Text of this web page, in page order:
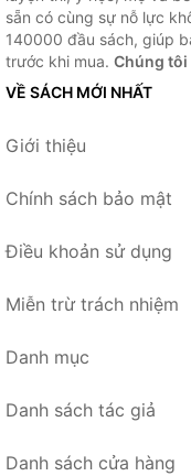
sẵn có cùng sự nỗ lực
140000 đầu sách, giúp
trước khi mua. Chúng tôi
VỀ SÁCH MỚI NHẤT
Giới thiệu
Chính sách bảo mật
Điều khoản sử dụng
Miễn trừ trách nhiệm
Danh mục
Danh sách tác giả
Danh sách cửa hàng